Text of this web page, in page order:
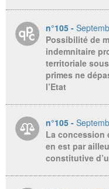
n°105 -
Possibilité de
indemnitaire
territoriale
primes ne
l’Etat
n°105 -
La concession
en est par
constitutive